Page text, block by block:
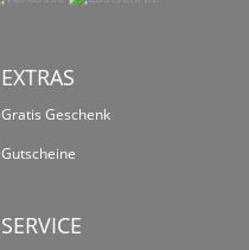
EXTRAS
Gratis Geschenk
Gutscheine
SERVICE